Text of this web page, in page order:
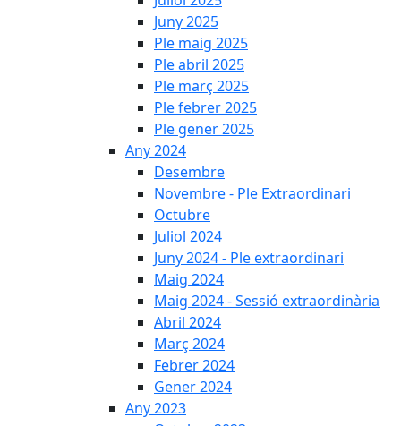
Juny 2025
Ple maig 2025
Ple abril 2025
Ple març 2025
Ple febrer 2025
Ple gener 2025
Any 2024
Desembre
Novembre - Ple Extraordinari
Octubre
Juliol 2024
Juny 2024 - Ple extraordinari
Maig 2024
Maig 2024 - Sessió extraordinària
Abril 2024
Març 2024
Febrer 2024
Gener 2024
Any 2023